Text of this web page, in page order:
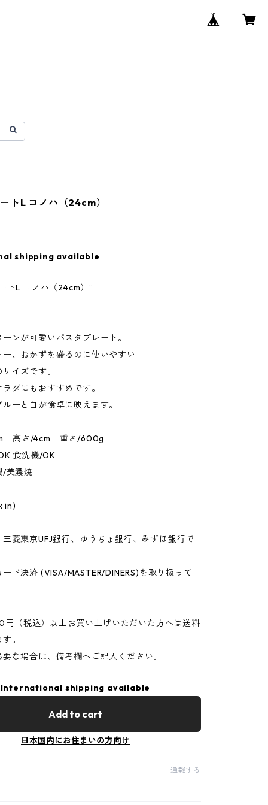
トL コノハ（24cm）
shipping available
トL コノハ（24cm）”
ンが可愛いパスタプレート。
、おかずを盛るのに使いやすい
イズです。
ダにもおすすめです。
ーと白が食卓に映えます。
高さ/4cm 重さ/600g
食洗機/OK
/美濃焼
in)
菱東京UFJ銀行、ゆうちょ銀行、みずほ銀行で
ド決済 (VISA/MASTER/DINERS)を取り扱って
円（税込）以上お買い上げいただいた方へは送料
。
な場合は、備考欄へご記入ください。
International shipping available
Add to cart
日本国内にお住まいの方向け
通報する